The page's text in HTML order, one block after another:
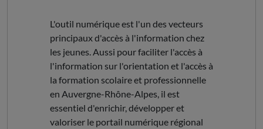
L'outil numérique est l'un des vecteurs
principaux d'accès à l'information chez
les jeunes. Aussi pour faciliter l'accès à
l'information sur l'orientation et l'accès à
la formation scolaire et professionnelle
en Auvergne-Rhône-Alpes, il est
essentiel d'enrichir, développer et
valoriser le portail numérique régional